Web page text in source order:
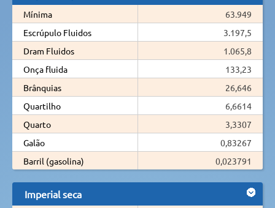
Mínima
63.949
Escrúpulo Fluidos
3.197,5
Dram Fluidos
1.065,8
Onça fluida
133,23
Brânquias
26,646
Quartilho
6,6614
Quarto
3,3307
Galão
0,83267
Barril (gasolina)
0,023791
Imperial seca